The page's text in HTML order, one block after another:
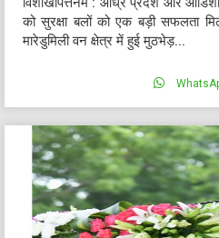
को सुरक्षा बलों को एक बड़ी सफलता
मारेडुमिली वन क्षेत्र में हुई मुठभेड़...